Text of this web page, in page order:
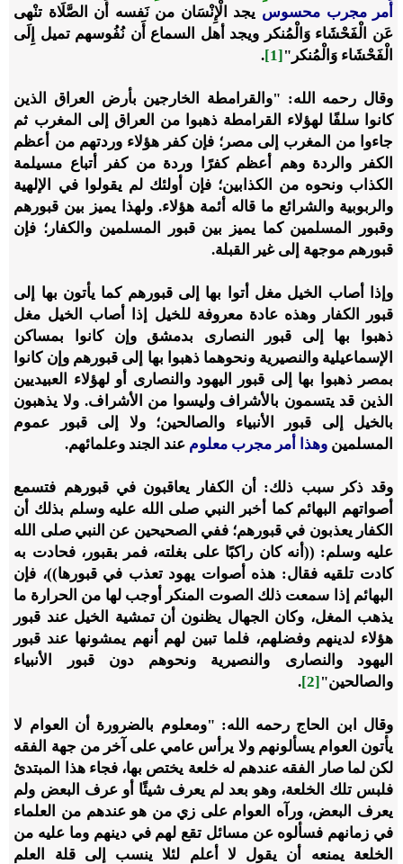
‌أَمر ‌مجرب محسوس يجد الْإِنْسَان من نَفسه أَن الصَّلَاة تنْهى
عَن الْفَحْشَاء وَالْمُنكر ويجد أهل السماع أَن نُفُوسهم تميل إِلَى
الْفَحْشَاء وَالْمُنكر"[1]
.
وقال رحمه الله: "والقرامطة الخارجين بأرض العراق الذين
كانوا سلفًا لهؤلاء القرامطة ذهبوا من العراق إلى المغرب ثم
جاءوا من المغرب إلى مصر؛ فإن كفر هؤلاء وردتهم من أعظم
الكفر والردة وهم أعظم كفرًا وردة من كفر أتباع مسيلمة
الكذاب ونحوه من الكذابين؛ فإن أولئك لم يقولوا في الإلهية
والربوبية والشرائع ما قاله أئمة هؤلاء. ولهذا يميز بين قبورهم
وقبور المسلمين كما يميز بين قبور المسلمين والكفار؛ فإن
قبورهم موجهة إلى غير القبلة.
وإذا أصاب الخيل مغل أتوا بها إلى قبورهم كما يأتون بها إلى
قبور الكفار وهذه عادة معروفة للخيل إذا أصاب الخيل مغل
ذهبوا بها إلى قبور النصارى بدمشق وإن كانوا بمساكن
الإسماعيلية والنصيرية ونحوهما ذهبوا بها إلى قبورهم وإن كانوا
بمصر ذهبوا بها إلى قبور اليهود والنصارى أو لهؤلاء العبيديين
الذين قد يتسمون بالأشراف وليسوا من الأشراف. ولا يذهبون
بالخيل إلى قبور الأنبياء والصالحين؛ ولا إلى قبور عموم
المسلمين وهذا أمر مجرب معلوم عند الجند وعلمائهم.
وقد ذكر سبب ذلك: أن الكفار يعاقبون في قبورهم فتسمع
أصواتهم البهائم كما أخبر النبي صلى الله عليه وسلم بذلك أن
الكفار يعذبون في قبورهم؛ ففي الصحيحين عن النبي صلى الله
عليه وسلم: ((أنه كان راكبًا على بغلته، فمر بقبور، فحادت به
كادت تلقيه فقال: هذه أصوات يهود تعذب في قبورها))، فإن
البهائم إذا سمعت ذلك الصوت المنكر أوجب لها من الحرارة ما
يذهب المغل، وكان الجهال يظنون أن تمشية الخيل عند قبور
هؤلاء لدينهم وفضلهم، فلما تبين لهم أنهم يمشونها عند قبور
اليهود والنصارى والنصيرية ونحوهم دون قبور الأنبياء
والصالحين"[2]
.
وقال ابن الحاج رحمه الله: "ومعلوم بالضرورة أن العوام لا
يأتون العوام يسألونهم ولا يرأس عامي على آخر من جهة الفقه
لكن لما صار الفقه عندهم له خلعة يختص بها، فجاء هذا المبتدئ
فلبس تلك الخلعة، وهو بعد لم يعرف شيئًا أو عرف البعض ولم
يعرف البعض، ورآه العوام على زي من هو عندهم من العلماء
في زمانهم فسألوه عن مسائل تقع لهم في دينهم وما عليه من
الخلعة يمنعه أن يقول لا أعلم لئلا ينسب إلى قلة العلم